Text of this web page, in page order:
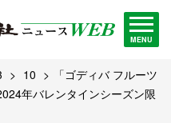
MENU
10
「ゴディバ フルーツ
年バレンタインシーズン限